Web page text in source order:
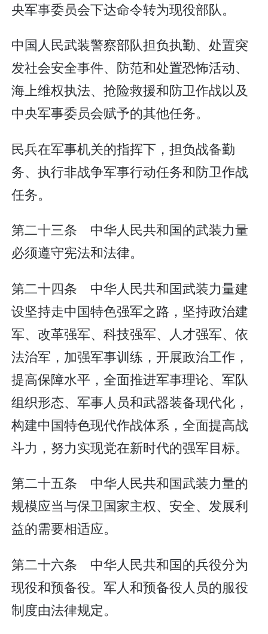
央军事委员会下达命令转为现役部队。
中国人民武装警察部队担负执勤、处置突
发社会安全事件、防范和处置恐怖活动、
海上维权执法、抢险救援和防卫作战以及
中央军事委员会赋予的其他任务。
民兵在军事机关的指挥下，担负战备勤
务、执行非战争军事行动任务和防卫作战
任务。
第二十三条 中华人民共和国的武装力量
必须遵守宪法和法律。
第二十四条 中华人民共和国武装力量建
设坚持走中国特色强军之路，坚持政治建
军、改革强军、科技强军、人才强军、依
法治军，加强军事训练，开展政治工作，
提高保障水平，全面推进军事理论、军队
组织形态、军事人员和武器装备现代化，
构建中国特色现代作战体系，全面提高战
斗力，努力实现党在新时代的强军目标。
第二十五条 中华人民共和国武装力量的
规模应当与保卫国家主权、安全、发展利
益的需要相适应。
第二十六条 中华人民共和国的兵役分为
现役和预备役。军人和预备役人员的服役
制度由法律规定。